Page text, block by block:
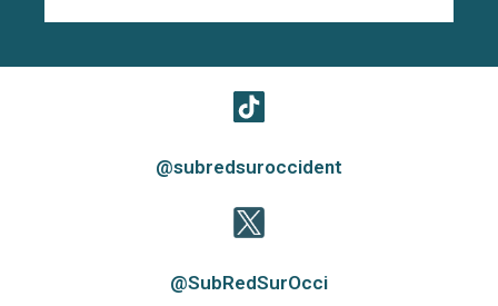
@subredsuroccident
@SubRedSurOcci